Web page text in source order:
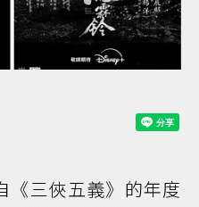
《三俠五義》的年度